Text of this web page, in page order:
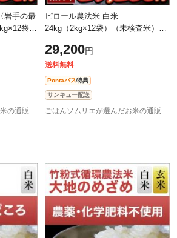
岩手の最
袋）
7年産
ごはんソムリエが選んだお米の通販 お米のくりや
ピロール農法米 白米
24kg（2kg×12袋）（未検査米）
装】 徳島産コシヒカリ お米 令和7
年産 2025年産
29,200円
送料無料
Pontaパス特典
サンキュー配送
ごはんソムリエが選んだお米の通販 お米のくりや